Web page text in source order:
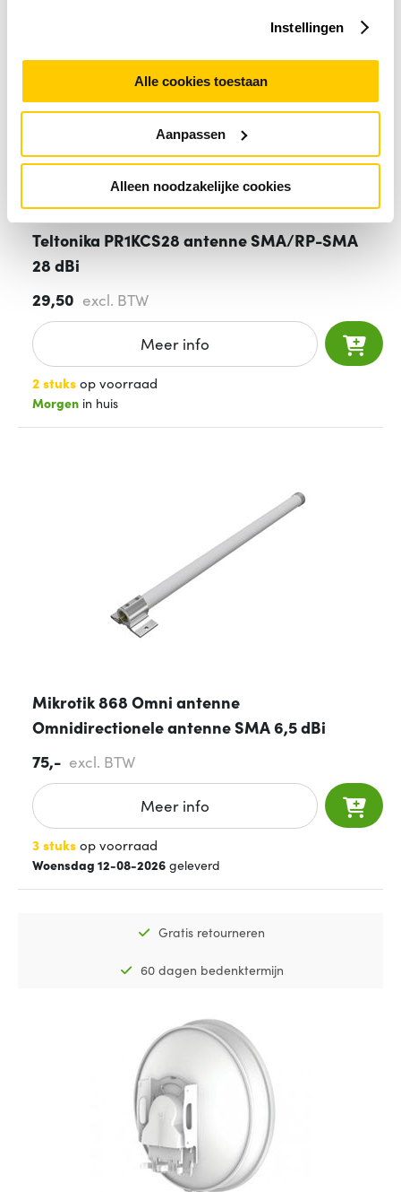
Instellingen
Alle cookies toestaan
Aanpassen
Alleen noodzakelijke cookies
Teltonika PR1KCS28 antenne SMA/RP-SMA
28 dBi
29,50 excl. BTW
Meer info
2 stuksop voorraad
Morgen in huis
Mikrotik 868 Omni antenne
Omnidirectionele antenne SMA 6,5 dBi
75,- excl. BTW
Meer info
3 stuksop voorraad
Woensdag 12-08-2026 geleverd
Gratis retourneren
60 dagen bedenktermijn